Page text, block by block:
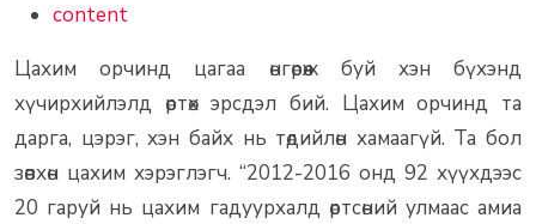
content
Цахим орчинд цагаа өнгөрөөж буй хэн бүхэнд
хүчирхийлэлд өртөх эрсдэл бий. Цахим орчинд та
дарга, цэрэг, хэн байх нь төдийлөн хамаагүй. Та бол
зөвхөн цахим хэрэглэгч. “2012-2016 онд 92 хүүхдээс
20 гаруй нь цахим гадуурхалд өртсөний улмаас амиа